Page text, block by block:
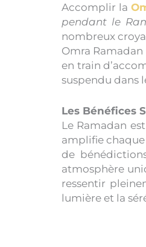
Accomplir la
pendant le
nombreux
Omra
en train
suspendu dans
Les Bénéfices
Le Ramadan
amplifie
de
atmosphère
ressentir
lumière et la